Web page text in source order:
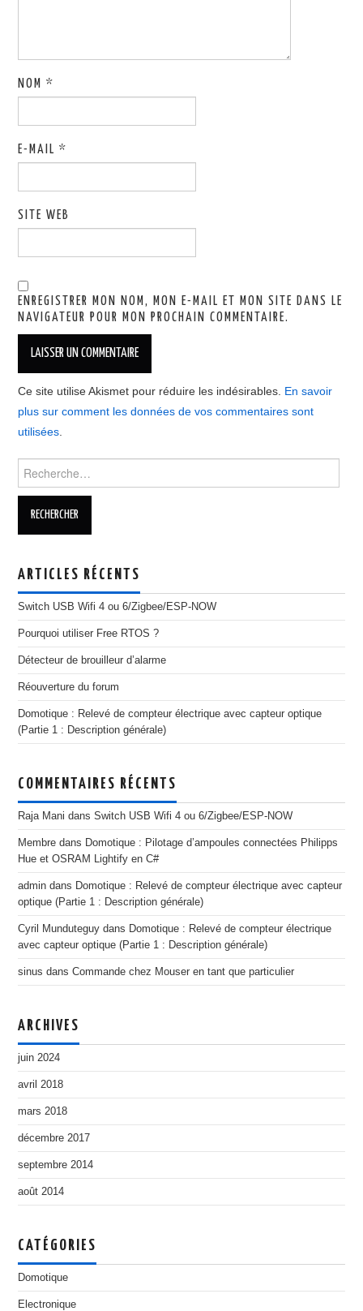
NOM*
E-MAIL*
SITE WEB
ENREGISTRER MON NOM, MON E-MAIL ET MON SITE DANS LE
NAVIGATEUR POUR MON PROCHAIN COMMENTAIRE.
Ce site utilise Akismet pour réduire les indésirables. En savoir
plus sur comment les données de vos commentaires sont
utilisées
ARTICLES RÉCENTS
Switch USB Wifi 4 ou 6/Zigbee/ESP-NOW
Pourquoi utiliser Free RTOS ?
Détecteur de brouilleur d’alarme
Réouverture du forum
Domotique : Relevé de compteur électrique avec capteur optique
(Partie 1 : Description générale)
COMMENTAIRES RÉCENTS
Raja Mani dansSwitch USB Wifi 4 ou 6/Zigbee/ESP-NOW
Membre dans Domotique : Pilotage d’ampoules connectées Philipps
Hue et OSRAM Lightify en C#
admin dans Domotique : Relevé de compteur électrique avec capteur
optique (Partie 1 : Description générale)
Cyril Munduteguy dans Domotique : Relevé de compteur électrique
avec capteur optique (Partie 1 : Description générale)
sinus dansCommande chez Mouser en tant que particulier
ARCHIVES
juin 2024
avril 2018
mars 2018
décembre 2017
septembre 2014
août 2014
CATÉGORIES
Domotique
Electronique